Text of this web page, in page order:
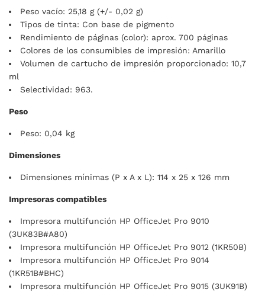
Peso vacío: 25,18 g (+/- 0,02 g)
Tipos de tinta: Con base de pigmento
Rendimiento de páginas (color): aprox. 700 páginas
Colores de los consumibles de impresión: Amarillo
Volumen de cartucho de impresión proporcionado: 10,7
ml
Selectividad: 963.
Peso
Peso: 0,04 kg
Dimensiones
Dimensiones mínimas (P x A x L): 114 x 25 x 126 mm
Impresoras compatibles
Impresora multifunción HP OfficeJet Pro 9010
(3UK83B#A80)
Impresora multifunción HP OfficeJet Pro 9012 (1KR50B)
Impresora multifunción HP OfficeJet Pro 9014
(1KR51B#BHC)
Impresora multifunción HP OfficeJet Pro 9015 (3UK91B)